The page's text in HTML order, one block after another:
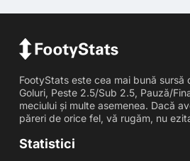
FootyStats este cea mai bună
Goluri, Peste 2.5/Sub 2.5, Pauză/
meciului și multe asemenea. Dacă
păreri de orice fel, vă rugăm, nu
Statistici